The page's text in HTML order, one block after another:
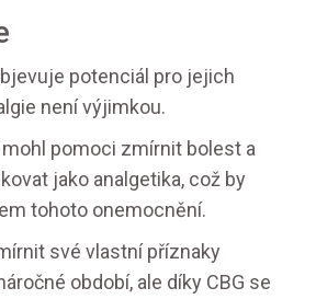
potenciál pro jejich
není výjimkou.
pomoci zmírnit bolest a
jako analgetika, což by
tohoto onemocnění.
své vlastní příznaky
období, ale díky CBG se